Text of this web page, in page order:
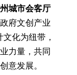
城市会客厅
府文创产业
化为纽带，
力量，共同
意发展。